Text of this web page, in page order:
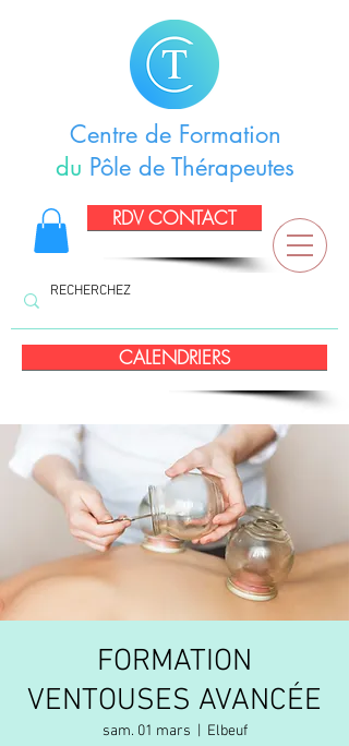
Centre de Formation
du Pôle de Thérapeutes
RDV CONTACT
CALENDRIERS
FORMATION
VENTOUSES AVANCÉE
sam. 01 mars Elbeuf